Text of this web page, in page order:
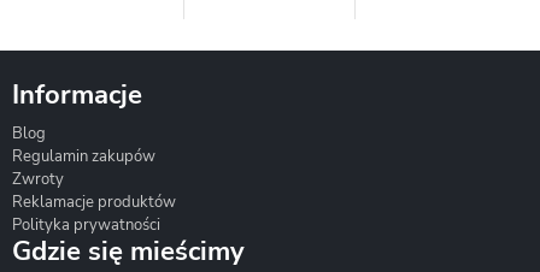
Informacje
Blog
Regulamin zakupów
Zwroty
Reklamacje produktów
Polityka prywatności
Gdzie się mieścimy